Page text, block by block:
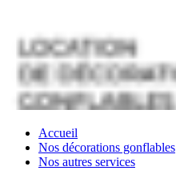
Accueil
Nos décorations gonflables
Nos autres services